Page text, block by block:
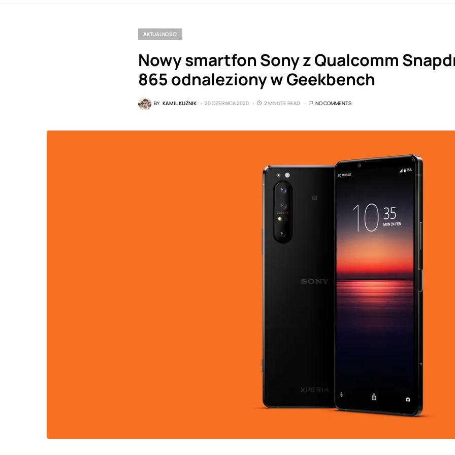
AKTUALNOŚCI
Nowy smartfon Sony z Qualcomm
865 odnaleziony w Geekbench
BY KAMIL KUŹNIK 20 CZERWCA 2020 2 MINUTE READ NO COMMENTS